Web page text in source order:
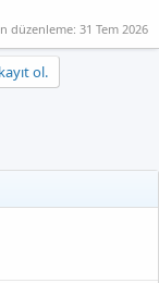
düzenleme: 31 Tem 2026
ol.